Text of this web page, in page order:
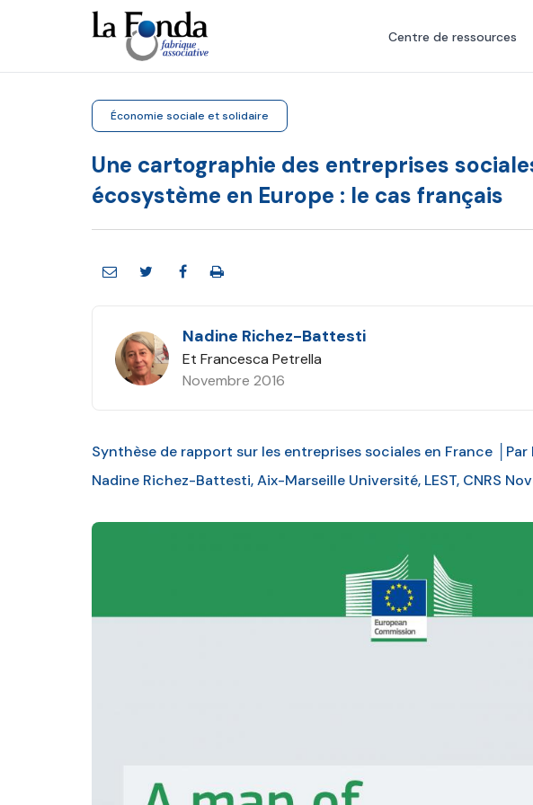
principal
Centre de ressources
Économie sociale et solidaire
Une cartographie des entreprises
écosystème en Europe : le cas français
Nadine Richez-Battesti
Et Francesca Petrella
Novembre 2016
Synthèse de rapport sur les entreprises sociales en France
Nadine Richez-Battesti, Aix-Marseille Université, LEST, CNRS